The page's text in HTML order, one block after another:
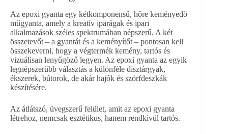
Az epoxi gyanta egy kétkomponensű, hőre keményedő
műgyanta, amely a kreatív iparágak és ipari
alkalmazások széles spektrumában népszerű. A két
összetevőt – a gyantát és a keményítőt – pontosan kell
összekeverni, hogy a végtermék kemény, tartós és
vizuálisan lenyűgöző legyen. Az epoxi gyanta az egyik
legnépszerűbb választás a különféle dísztárgyak,
ékszerek, bútorok, de akár hajók és szörfdeszkák
készítésére.
Az átlátszó, üvegszerű felület, amit az epoxi gyanta
létrehoz, nemcsak esztétikus, hanem rendkívül tartós.